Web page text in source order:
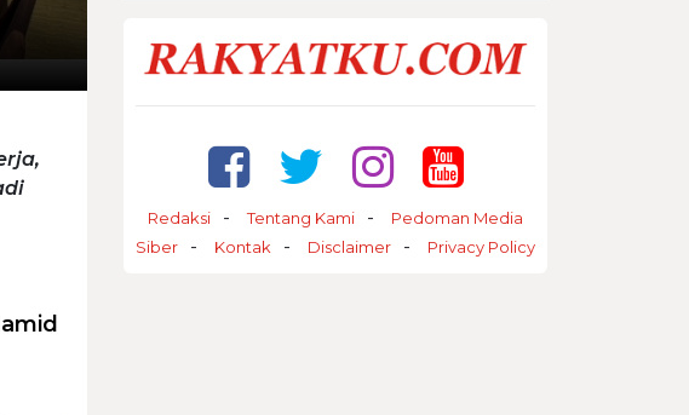
Redaksi Tentang Kami
Pedoman Media
Siber
Kontak Disclaimer Privacy Policy